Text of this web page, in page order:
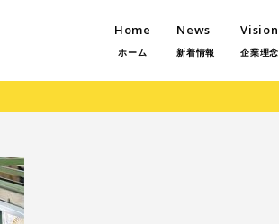
Home
ホーム
News
新着情報
Vision
企業理念